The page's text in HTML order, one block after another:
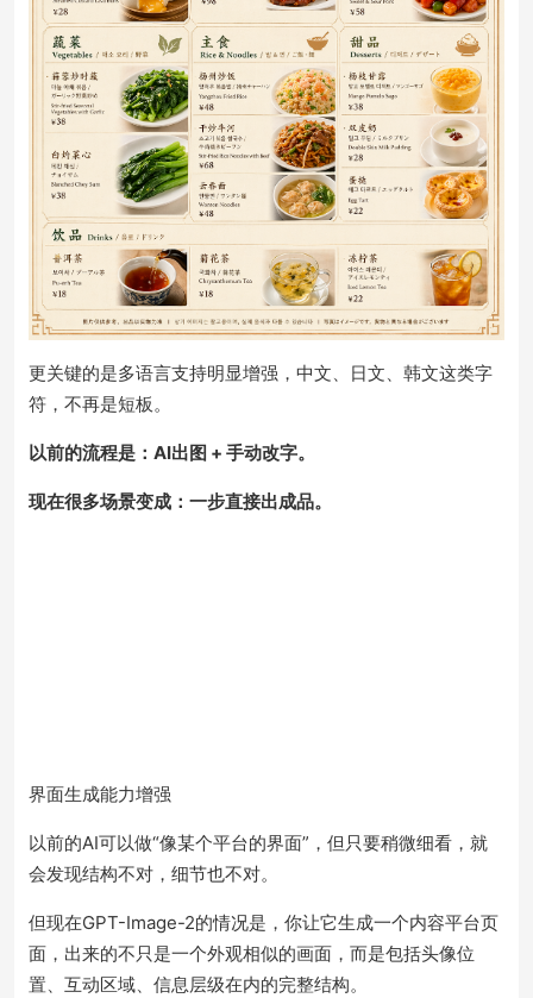
更关键的是多语言支持明显增强，中文、日文、韩文这类字
符，不再是短板。
以前的流程是：AI出图 + 手动改字。
现在很多场景变成：一步直接出成品。
界面生成能力增强
以前的AI可以做“像某个平台的界面”，但只要稍微细看，就
会发现结构不对，细节也不对。
但现在GPT-Image-2的情况是，你让它生成一个内容平台页
面，出来的不只是一个外观相似的画面，而是包括头像位
置、互动区域、信息层级在内的完整结构。